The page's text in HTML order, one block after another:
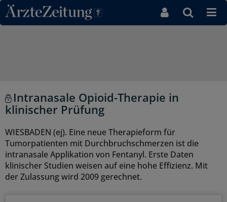
Direkt zum Inhaltsbereich
Intranasale Opioid-Therapie in
klinischer Prüfung
WIESBADEN (ej). Eine neue Therapieform für
Tumorpatienten mit Durchbruchschmerzen ist die
intranasale Applikation von Fentanyl. Erste Daten
klinischer Studien weisen auf eine hohe Effizienz. Mit
der Zulassung wird 2009 gerechnet.